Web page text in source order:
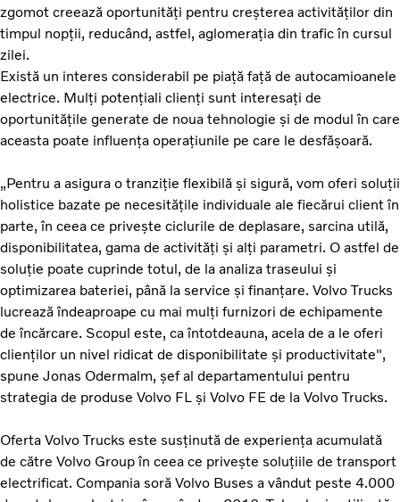
zgomot creează oportunități pentru creșterea activităților din
timpul nopții, reducând, astfel, aglomerația din trafic în cursul
zilei.
Există un interes considerabil pe piață față de autocamioanele
electrice. Mulți potențiali clienți sunt interesați de
oportunitățile generate de noua tehnologie și de modul în care
aceasta poate influența operațiunile pe care le desfășoară.
„Pentru a asigura o tranziție flexibilă și sigură, vom oferi soluții
holistice bazate pe necesitățile individuale ale fiecărui client în
parte, în ceea ce privește ciclurile de deplasare, sarcina utilă,
disponibilitatea, gama de activități și alți parametri. O astfel de
soluție poate cuprinde totul, de la analiza traseului și
optimizarea bateriei, până la service și finanțare. Volvo Trucks
lucrează îndeaproape cu mai mulți furnizori de echipamente
de încărcare. Scopul este, ca întotdeauna, acela de a le oferi
clienților un nivel ridicat de disponibilitate și productivitate",
spune Jonas Odermalm, șef al departamentului pentru
strategia de produse Volvo FL și Volvo FE de la Volvo Trucks.
Oferta Volvo Trucks este susținută de experiența acumulată
de către Volvo Group în ceea ce privește soluțiile de transport
electrificat. Compania soră Volvo Buses a vândut peste 4.000